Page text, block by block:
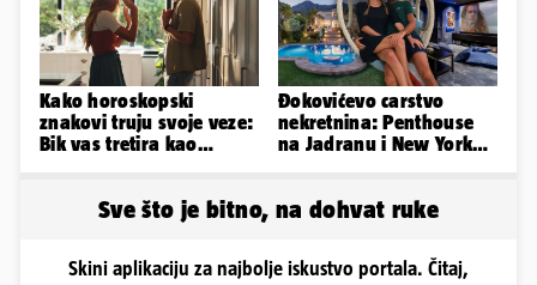
Kako horoskopski
znakovi truju svoje veze:
Bik vas tretira kao
Đokovićevo carstvo
nekretnina: Penthouse
na Jadranu i New Yorku,
Sve što je bitno, na dohvat ruke
Skini aplikaciju za najbolje iskustvo portala. Čitaj,